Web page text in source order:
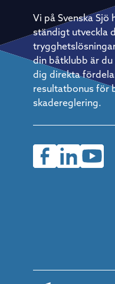
och sova.
kaliber –
inte att bara
strategisk
tre timmars
vara flexibelt
att verkligen
Christian
på: börja
kompis med
första
att hoppa på
sätt att lära
material.
Vi på Svenska
ständigt utveckla
din båtklubb är du
dig direkta
resultatbonus för
skadereglering.